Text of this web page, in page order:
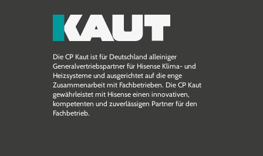
Die CP Kaut ist für Deutschland alleiniger
Generalvertriebspartner für Hisense Klima- und
Heizsysteme und ausgerichtet auf die enge
Zusammen­arbeit mit Fachbetrieben. Die CP Kaut
gewährleistet mit Hisense einen innovativen,
kompetenten und zuverlässigen Partner für den
Fachbetrieb.